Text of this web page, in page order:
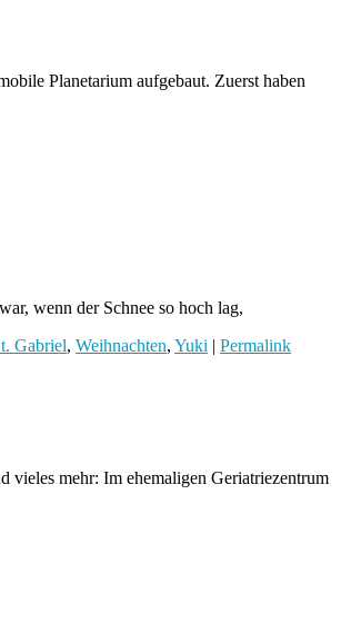
Planetarium aufgebaut. Zuerst haben
wenn der Schnee so hoch lag,
Gabriel, Weihnachten, Yuki | Permalink
vieles mehr: Im ehemaligen Geriatriezentrum